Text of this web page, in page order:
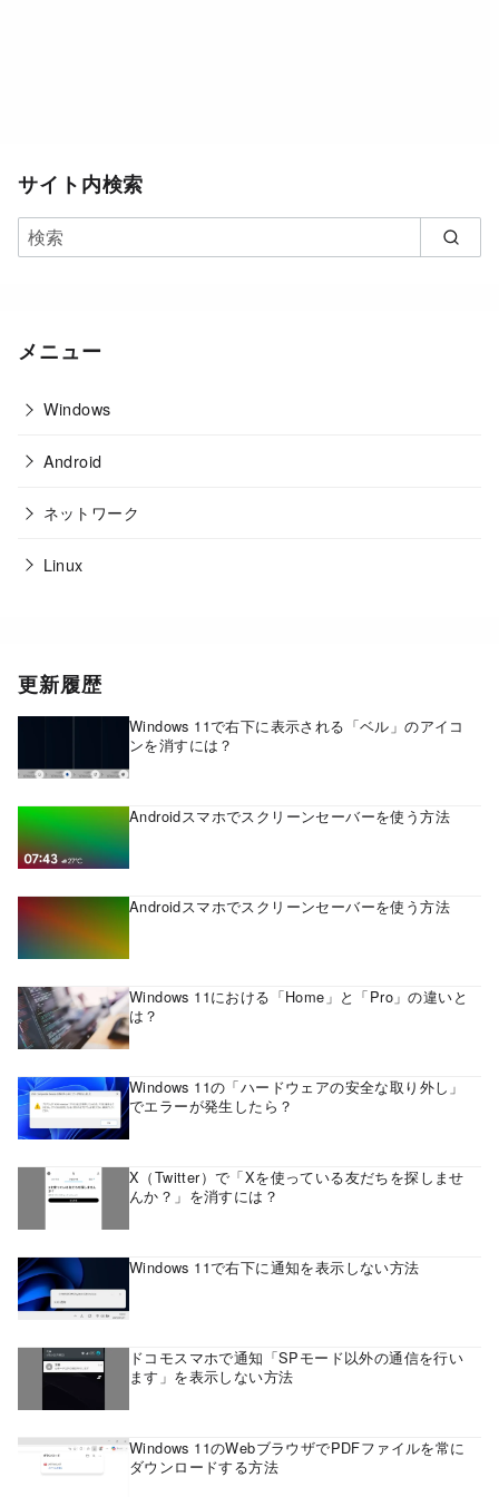
サイト内検索
メニュー
Windows
Android
ネットワーク
Linux
更新履歴
Windows 11で右下に表示される「ベル」のアイコ
ンを消すには？
Androidスマホでスクリーンセーバーを使う方法
Androidスマホでスクリーンセーバーを使う方法
Windows 11における「Home」と「Pro」の違いと
は？
Windows 11の「ハードウェアの安全な取り外し」
でエラーが発生したら？
X（Twitter）で「Xを使っている友だちを探しませ
んか？」を消すには？
Windows 11で右下に通知を表示しない方法
ドコモスマホで通知「SPモード以外の通信を行い
ます」を表示しない方法
Windows 11のWebブラウザでPDFファイルを常に
ダウンロードする方法